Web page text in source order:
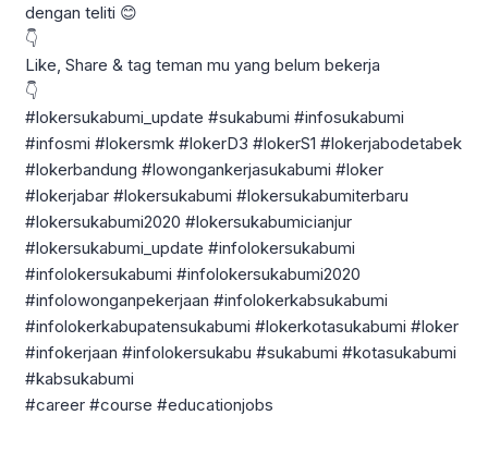
dengan teliti 😊
👇
Like, Share & tag teman mu yang belum bekerja
👇
#lokersukabumi_update #sukabumi #infosukabumi
#infosmi #lokersmk #lokerD3 #lokerS1 #lokerjabodetabek
#lokerbandung #lowongankerjasukabumi #loker
#lokerjabar #lokersukabumi #lokersukabumiterbaru
#lokersukabumi2020 #lokersukabumicianjur
#lokersukabumi_update #infolokersukabumi
#infolokersukabumi #infolokersukabumi2020
#infolowonganpekerjaan #infolokerkabsukabumi
#infolokerkabupatensukabumi #lokerkotasukabumi #loker
#infokerjaan #infolokersukabu #sukabumi #kotasukabumi
#kabsukabumi
#career #course #educationjobs